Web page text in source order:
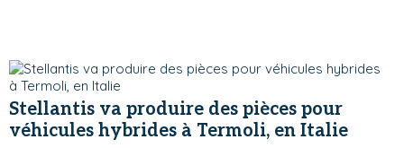
Stellantis va produire des pièces pour
véhicules hybrides à Termoli, en Italie